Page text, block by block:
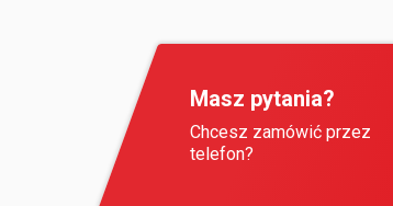
Masz pytania?
Chcesz zamówić przez
telefon?